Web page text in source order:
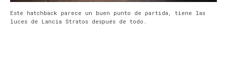
Este hatchback parece un buen punto de partida, tiene las
luces de Lancia Stratos después de todo.